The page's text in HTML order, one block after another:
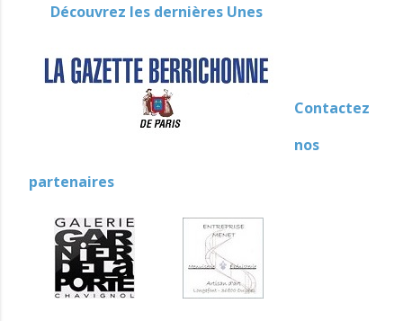
Découvrez les dernières Unes
Contactez
nos
partenaires